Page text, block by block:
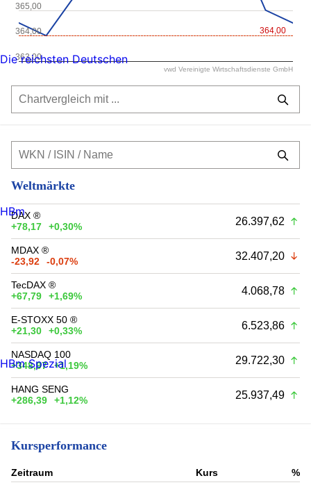
364,00
364,00
363,00
365,00
vwd Vereinigte Wirtschaftsdienste GmbH
Weltmärkte
DAX ®
+78,17
+0,30% 26.397,62
MDAX ®
-23,92
-0,07% 32.407,20
TecDAX ®
+67,79
+1,69% 4.068,78
E-STOXX 50 ®
+21,30
+0,33% 6.523,86
NASDAQ 100
+348,97
+1,19% 29.722,30
HANG SENG
+286,39
+1,12% 25.937,49
Kursperformance
Zeitraum Kurs
%
Die reichsten Deutschen
HBm
HBm Spezial